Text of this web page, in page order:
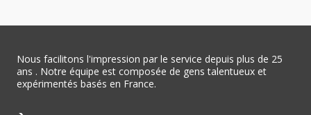
Nous facilitons l'impression par le service depuis plus de 25
ans . Notre équipe est composée de gens talentueux et
expérimentés basés en France.